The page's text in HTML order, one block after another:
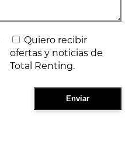
Quiero recibir
ofertas y noticias de
Total Renting.